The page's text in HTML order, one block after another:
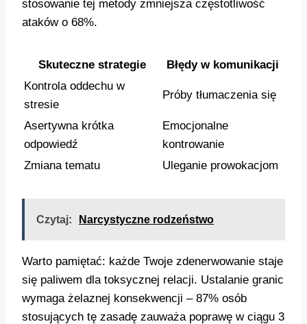
stosowanie tej metody zmniejsza częstotliwość
ataków o 68%.
Skuteczne strategie
Błędy w komunikacji
Kontrola oddechu w
stresie
Próby tłumaczenia się
Asertywna krótka
odpowiedź
Emocjonalne
kontrowanie
Zmiana tematu
Uleganie prowokacjom
Czytaj: Narcystyczne rodzeństwo
Warto pamiętać: każde Twoje zdenerwowanie staje
się paliwem dla toksycznej relacji. Ustalanie granic
wymaga żelaznej konsekwencji – 87% osób
stosujących tę zasadę zauważa poprawę w ciągu 3